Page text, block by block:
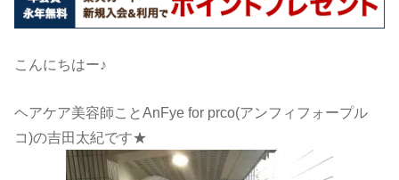
こんにちはー♪
ヘアケア美容師ことAnFye for prco(アンフィフォープル
コ)の吉田太紀です★